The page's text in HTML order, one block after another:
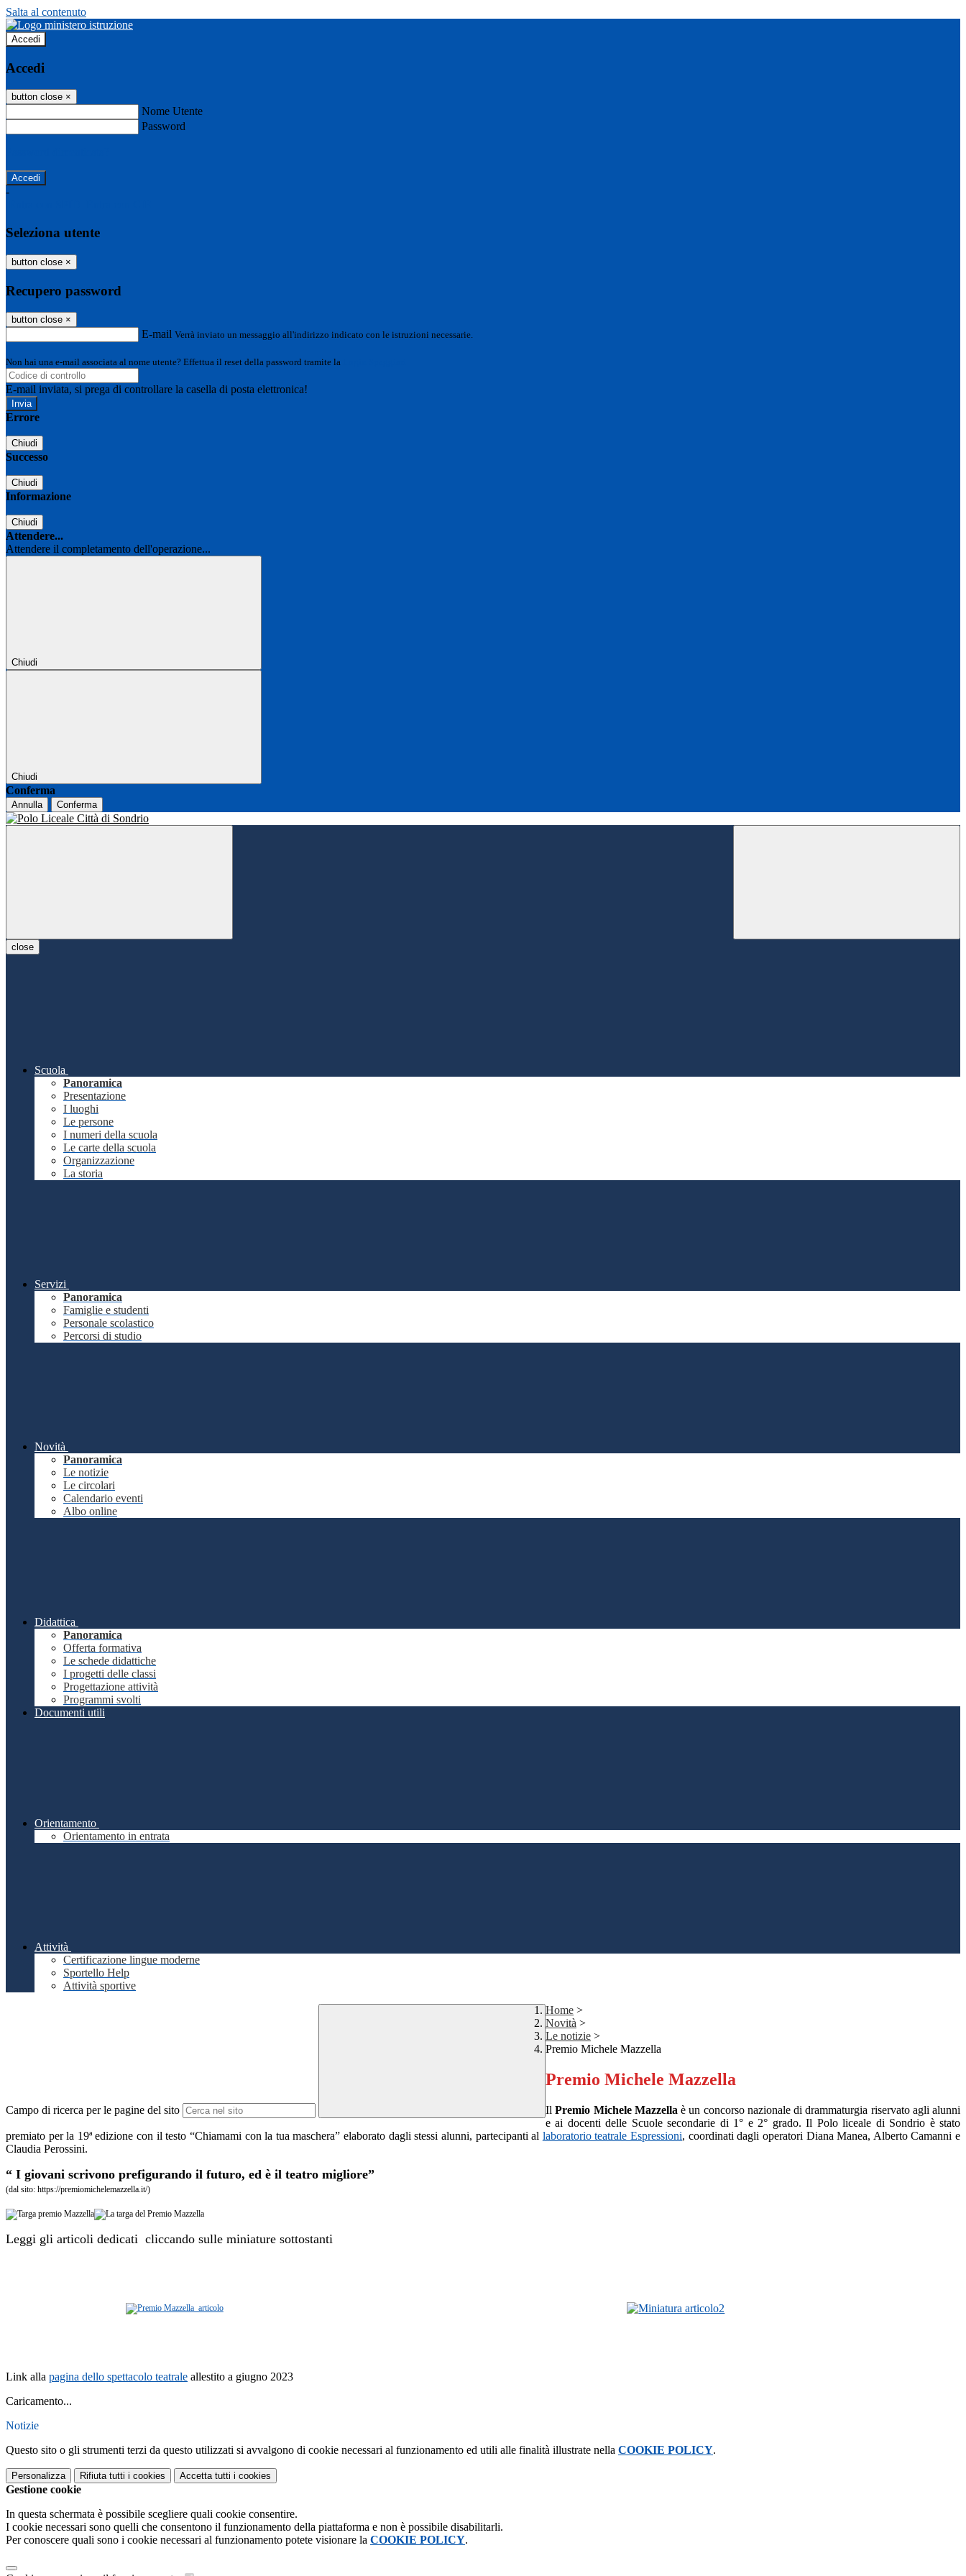
Salta al contenuto
Accedi
Accedi
button close ×
Nome Utente
Password
-
Seleziona utente
button close ×
Recupero password
button close ×
E-mail Verrà inviato un messaggio all'indirizzo indicato con le istruzioni necessarie.
Non hai una e-mail associata al nome utente? Effettua il reset della password tramite la
E-mail inviata, si prega di controllare la casella di posta elettronica!
Errore
Chiudi
Successo
Chiudi
Informazione
Chiudi
Attendere...
Attendere il completamento dell'operazione...
Chiudi
Chiudi
Conferma
Annulla Conferma
close
Scuola
Panoramica
Presentazione
I luoghi
Le persone
I numeri della scuola
Le carte della scuola
Organizzazione
La storia
Servizi
Panoramica
Famiglie e studenti
Personale scolastico
Percorsi di studio
Novità
Panoramica
Le notizie
Le circolari
Calendario eventi
Albo online
Didattica
Panoramica
Offerta formativa
Le schede didattiche
I progetti delle classi
Progettazione attività
Programmi svolti
Documenti utili
Orientamento
Orientamento in entrata
Attività
Certificazione lingue moderne
Sportello Help
Attività sportive
Campo di ricerca per le pagine del sito
Home >
Novità >
Le notizie >
Premio Michele Mazzella
Premio Michele Mazzella
IlPremio Michele Mazzella è un concorso nazionale di drammaturgia riservato agli alunni
e ai docenti delle Scuole secondarie di 1° e 2° grado. Il Polo liceale di Sondrio è stato
premiato per la 19ª edizione con il testo “Chiamami con la tua maschera” elaborato dagli stessi alunni, partecipanti al laboratorio teatrale Espressioni, coordinati dagli operatori Diana Manea, Alberto Camanni e
Claudia Perossini.
“ I giovani scrivono prefigurando il futuro, ed è il teatro migliore”
(dal sito: https://premiomichelemazzella.it/)
Leggi gli articoli dedicati cliccando sulle miniature sottostanti
Link alla pagina dello spettacolo teatrale allestito a giugno 2023
Caricamento...
Notizie
Questo sito o gli strumenti terzi da questo utilizzati si avvalgono di cookie necessari al funzionamento ed utili alle finalità illustrate nella COOKIE POLICY.
Personalizza Rifiuta tutti i cookies Accetta tutti i cookies
Gestione cookie
In questa schermata è possibile scegliere quali cookie consentire.
I cookie necessari sono quelli che consentono il funzionamento della piattaforma e non è possibile disabilitarli.
Per conoscere quali sono i cookie necessari al funzionamento potete visionare la COOKIE POLICY.